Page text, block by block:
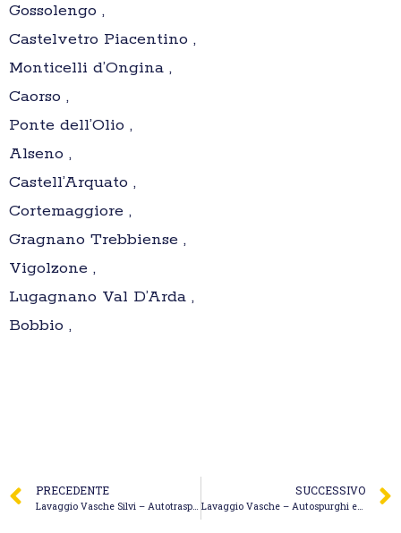
Gossolengo ,
Castelvetro Piacentino ,
Monticelli d’Ongina ,
Caorso ,
Ponte dell’Olio ,
Alseno ,
Castell’Arquato ,
Cortemaggiore ,
Gragnano Trebbiense ,
Vigolzone ,
Lugagnano Val D’Arda ,
Bobbio ,
PRECEDENTE
Lavaggio Vasche Silvi – Autotrasporti Santoro & D’Arcangelo S.n.c. di Santoro Fulvio & D’Arcangelo Roberto
SUCCESSIVO
Lavaggio Vasche – Autospurghi e Stasature Macelloni